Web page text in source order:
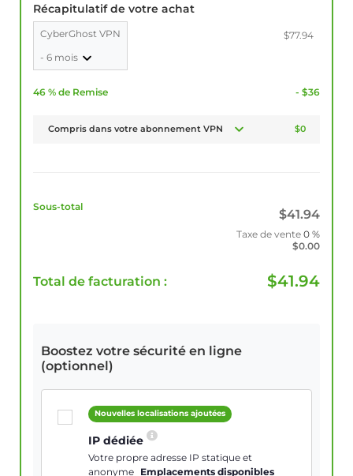
Récapitulatif de votre achat
CyberGhost VPN
- 6 mois
$77.94
46 % de Remise - $36
Compris dans votre abonnement VPN $0
Sous-total
$41.94
Taxe de vente 0 %
$0.00
Total de facturation : $41.94
Boostez votre sécurité en ligne
(optionnel)
Nouvelles localisations ajoutées
IP dédiée
Votre propre adresse IP statique et
anonyme Emplacements disponibles